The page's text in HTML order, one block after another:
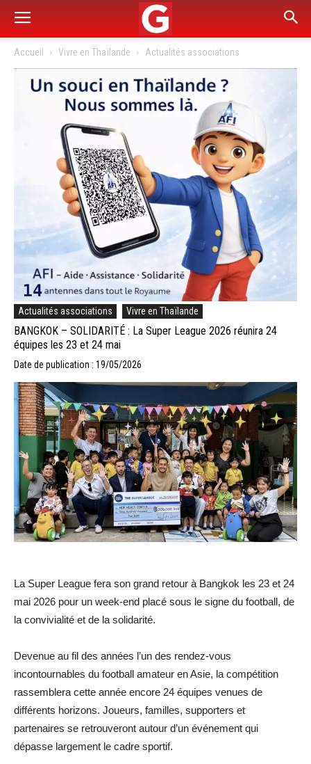
Accueil Vivre en Thaïlande Actualités associations
Actualités associations Vivre en Thaïlande
BANGKOK – SOLIDARITÉ : La Super League 2026 réunira 24
équipes les 23 et 24 mai
Date de publication : 19/05/2026
La Super League fera son grand retour à Bangkok les 23 et 24
mai 2026 pour un week-end placé sous le signe du football, de
la convivialité et de la solidarité.
Devenue au fil des années l’un des rendez-vous
incontournables du football amateur en Asie, la compétition
rassemblera cette année encore 24 équipes venues de
différents horizons. Joueurs, familles, supporters et
partenaires se retrouveront autour d’un événement qui
dépasse largement le cadre sportif.